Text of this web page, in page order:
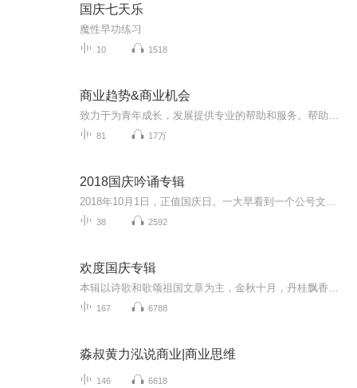
国庆七天乐
魔性早功练习
10 1518
商业趋势&商业机会
81 17万
2018国庆吟诵专辑
38 2592
欢度国庆专辑
167 6788
淼叔黄力泓说商业|商业思维
146 6618